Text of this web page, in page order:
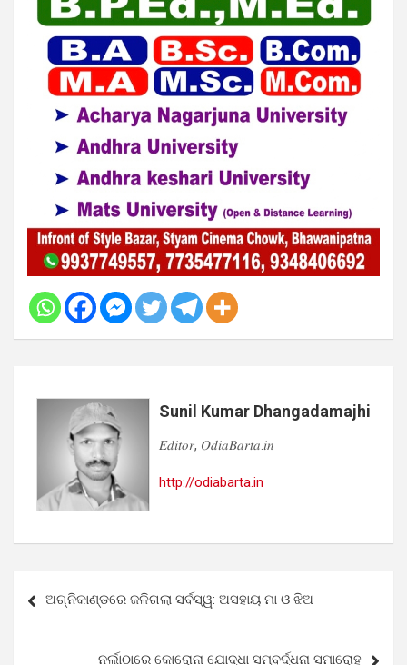
Sunil Kumar Dhangadamajhi
𝐸𝑑𝑖𝑡𝑜𝑟, 𝑂𝑑𝑖𝑎𝐵𝑎𝑟𝑡𝑎.𝑖𝑛
http://odiabarta.in
navigation
ଅଗ୍ନିକାଣ୍ଡରେ ଜଳିଗଲା ସର୍ବସ୍ୱ: ଅସହାୟ ମା ଓ ଝିଅ
ନର୍ଲାଠାରେ କୋରୋନା ଯୋଦ୍ଧା ସମ୍ବର୍ଦ୍ଧନା ସମାରୋହ